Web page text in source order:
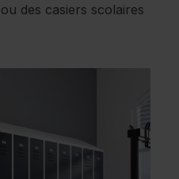
des casiers scolaires